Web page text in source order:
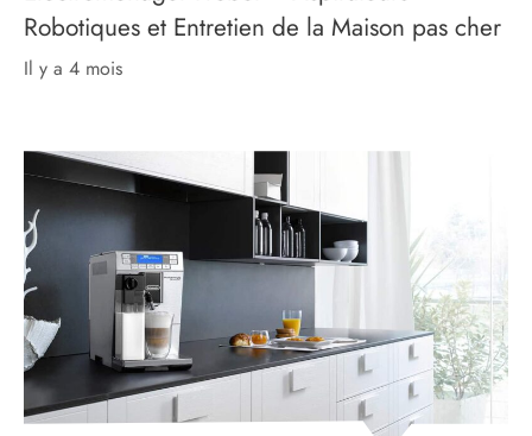
Robotiques et Entretien de la Maison pas cher
il y a 4 mois